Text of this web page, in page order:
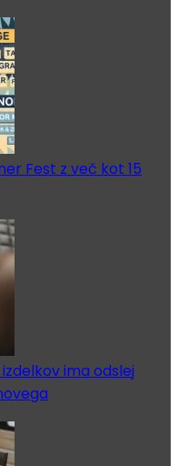
Fest z več kot 15
ima odslej